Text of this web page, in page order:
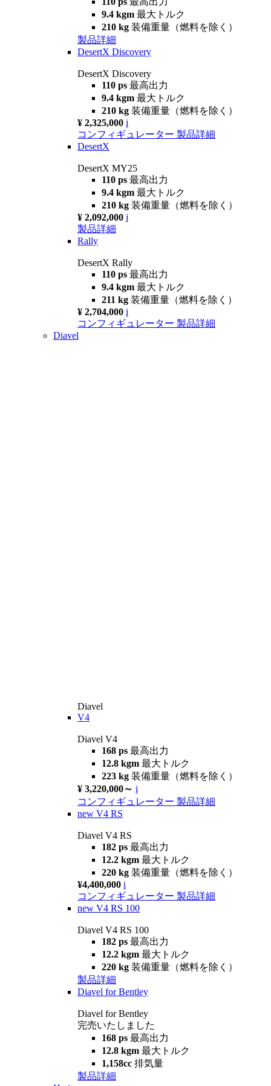
9.4 kgm 最大トルク
210 kg 装備重量（燃料を除く）
製品詳細
DesertX Discovery
DesertX Discovery
110 ps 最高出力
9.4 kgm 最大トルク
210 kg 装備重量（燃料を除く）
¥ 2,325,000 i
コンフィギュレーター 製品詳細
DesertX
DesertX MY25
110 ps 最高出力
9.4 kgm 最大トルク
210 kg 装備重量（燃料を除く）
¥ 2,092,000 i
製品詳細
Rally
DesertX Rally
110 ps 最高出力
9.4 kgm 最大トルク
211 kg 装備重量（燃料を除く）
¥ 2,704,000 i
コンフィギュレーター 製品詳細
Diavel
Diavel
V4
Diavel V4
168 ps 最高出力
12.8 kgm 最大トルク
223 kg 装備重量（燃料を除く）
¥ 3,220,000～ i
コンフィギュレーター 製品詳細
new V4 RS
Diavel V4 RS
182 ps 最高出力
12.2 kgm 最大トルク
220 kg 装備重量（燃料を除く）
¥4,400,000 i
コンフィギュレーター 製品詳細
new V4 RS 100
Diavel V4 RS 100
182 ps 最高出力
12.2 kgm 最大トルク
220 kg 装備重量（燃料を除く）
製品詳細
Diavel for Bentley
Diavel for Bentley
完売いたしました
168 ps 最高出力
12.8 kgm 最大トルク
1,158cc 排気量
製品詳細